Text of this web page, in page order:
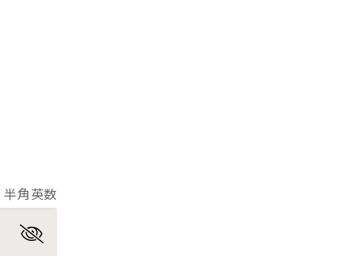
半角英数